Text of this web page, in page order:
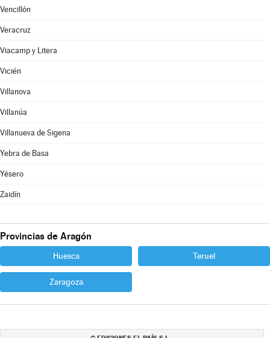
Vencillón
Veracruz
Viacamp y Litera
Vicién
Villanova
Villanúa
Villanueva de Sigena
Yebra de Basa
Yésero
Zaidín
Provincias de Aragón
Huesca Teruel
Zaragoza